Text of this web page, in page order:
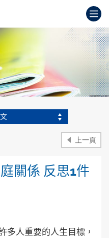
打
上一頁
關係 反思1件
多人重要的人生目標，